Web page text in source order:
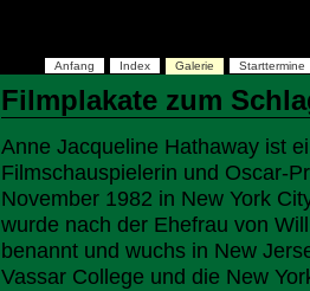
Anfang Index Galerie Starttermine
Filmplakate zum
Anne Jacqueline Hathaway ist
Filmschauspielerin und Oscar-
November 1982 in New York
wurde nach der Ehefrau von
benannt und wuchs in New
Vassar College und die New